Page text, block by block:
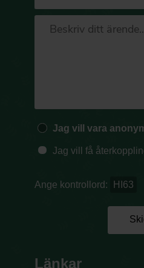
Jag vill vara
Jag vill få
Ange kontrollord: HI63
Länkar